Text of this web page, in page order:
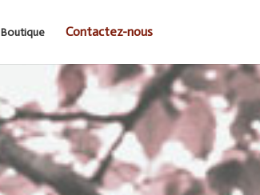
Boutique Contactez-nous